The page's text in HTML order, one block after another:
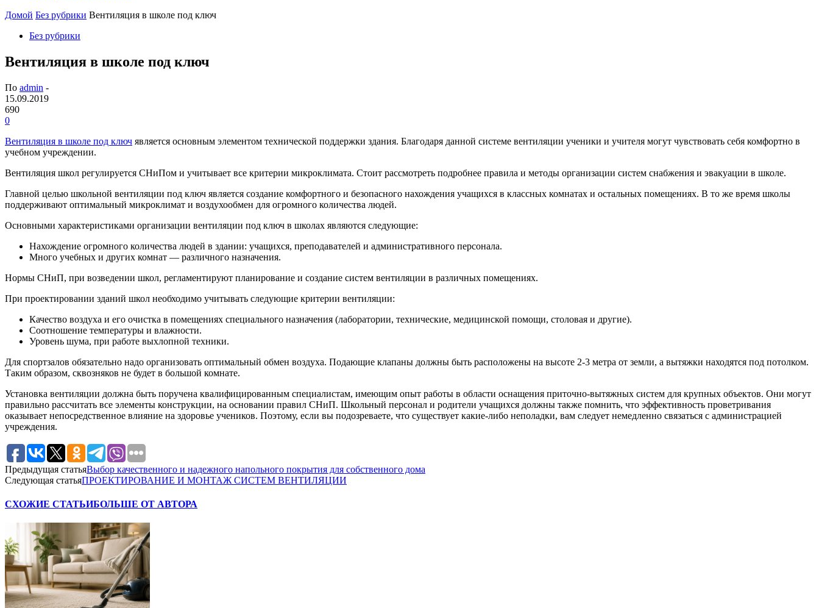
Домой Без рубрики Вентиляция в школе под ключ
Без рубрики
Вентиляция в школе под ключ
По admin -
15.09.2019
690
0
Вентиляция в школе под ключ является основным элементом технической поддержки здания. Благодаря данной системе вентиляции ученики и учителя могут чувствовать себя комфортно в
учебном учреждении.
Вентиляция школ регулируется СНиПом и учитывает все критерии микроклимата. Стоит рассмотреть подробнее правила и методы организации систем снабжения и эвакуации в школе.
Главной целью школьной вентиляции под ключ является создание комфортного и безопасного нахождения учащихся в классных комнатах и остальных помещениях. В то же время школы
поддерживают оптимальный микроклимат и воздухообмен для огромного количества людей.
Основными характеристиками организации вентиляции под ключ в школах являются следующие:
Нахождение огромного количества людей в здании: учащихся, преподавателей и административного персонала.
Много учебных и других комнат — различного назначения.
Нормы СНиП, при возведении школ, регламентируют планирование и создание систем вентиляции в различных помещениях.
При проектировании зданий школ необходимо учитывать следующие критерии вентиляции:
Качество воздуха и его очистка в помещениях специального назначения (лаборатории, технические, медицинской помощи, столовая и другие).
Соотношение температуры и влажности.
Уровень шума, при работе выхлопной техники.
Для спортзалов обязательно надо организовать оптимальный обмен воздуха. Подающие клапаны должны быть расположены на высоте 2-3 метра от земли, а вытяжки находятся под потолком.
Таким образом, сквозняков не будет в большой комнате.
Установка вентиляции должна быть поручена квалифицированным специалистам, имеющим опыт работы в области оснащения приточно-вытяжных систем для крупных объектов. Они могут
правильно рассчитать все элементы конструкции, на основании правил СНиП. Школьный персонал и родители учащихся должны также помнить, что эффективность проветривания
оказывает непосредственное влияние на здоровье учеников. Поэтому, если вы подозреваете, что существует какие-либо неполадки, вам следует немедленно связаться с администрацией
учреждения.
Предыдущая статьяВыбор качественного и надежного напольного покрытия для собственного дома
Следующая статьяПРОЕКТИРОВАНИЕ И МОНТАЖ СИСТЕМ ВЕНТИЛЯЦИИ
СХОЖИЕ СТАТЬИБОЛЬШЕ ОТ АВТОРА